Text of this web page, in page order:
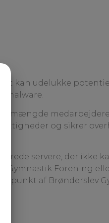
kan udelukke
malware.
mængde
og sikrer
servere, der ikke
Gymnastik Forening
af Brønderslev